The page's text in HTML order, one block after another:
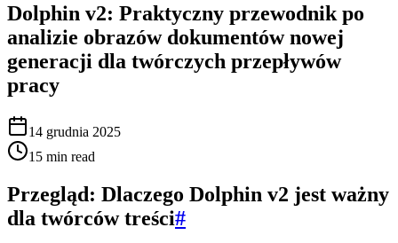
Dolphin v2: Praktyczny przewodnik po
analizie obrazów dokumentów nowej
generacji dla twórczych przepływów
pracy
14 grudnia 2025
15 min read
Przegląd: Dlaczego Dolphin v2 jest ważny
dla twórców treści#